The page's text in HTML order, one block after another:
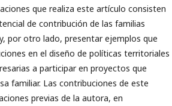
que realiza este artículo consisten
de contribución de las familias
por otro lado, presentar ejemplos que
en el diseño de políticas territoriales
a participar en proyectos que
familiar. Las contribuciones de este
previas de la autora, en